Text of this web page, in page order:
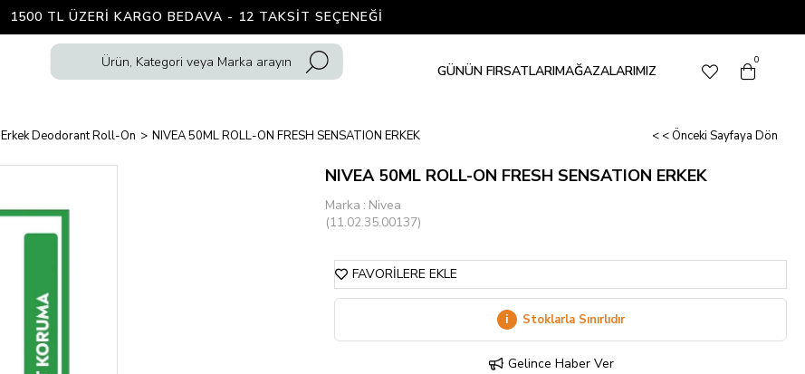
1500 TL ÜZERI KARGO BEDAVA - 12 TAKSIT SEÇENEĞI
GÜNÜN FIRSATLARIMAĞAZALARIMIZ
0
Erkek Deodorant Roll-On NIVEA 50ML ROLL-ON FRESH SENSATION ERKEK < < Önceki Sayfaya Dön
NIVEA 50ML ROLL-ON FRESH SENSATION ERKEK
Marka : Nivea
(11.02.35.00137)
FAVORILERE EKLE
i Stoklarla Sınırlıdır
Gelince Haber Ver